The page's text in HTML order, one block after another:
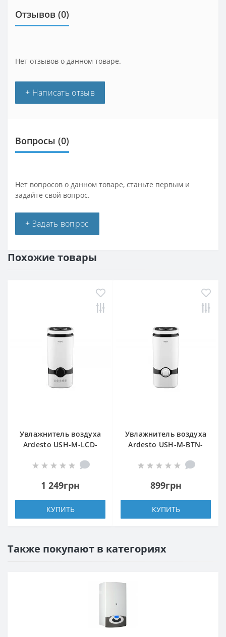
Отзывов (0)
Нет отзывов о данном товаре.
+ Написать отзыв
Вопросы (0)
Нет вопросов о данном товаре, станьте первым и
задайте свой вопрос.
+ Задать вопрос
Похожие товары
Увлажнитель воздуха
Ardesto USH-M-LCD-
1 249грн
КУПИТЬ
Увлажнитель воздуха
Ardesto USH-M-BTN-
899грн
КУПИТЬ
Также покупают в категориях